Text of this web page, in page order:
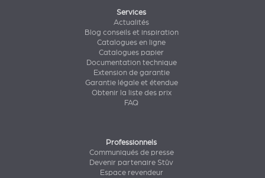
Services
Actualités
Blog conseils et inspiration
Catalogues en ligne
Catalogues papier
Documentation technique
Extension de garantie
Garantie légale et étendue
Obtenir la liste des prix
FAQ
Professionnels
Communiqués de presse
Devenir partenaire Stûv
Espace revendeur